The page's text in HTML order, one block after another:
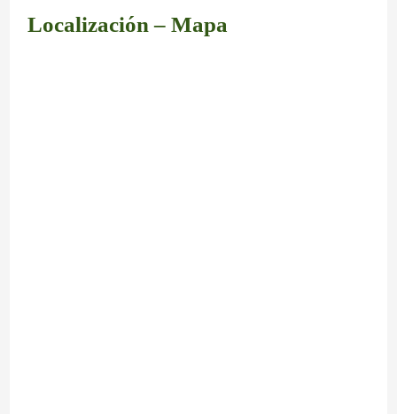
Localización – Mapa